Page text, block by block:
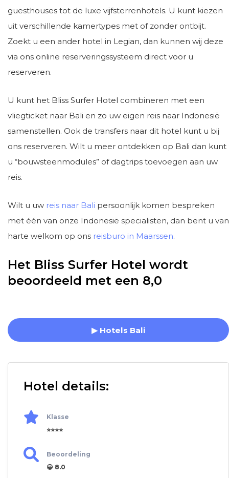
guesthouses tot de luxe vijfsterrenhotels. U kunt kiezen
uit verschillende kamertypes met of zonder ontbijt.
Zoekt u een ander hotel in Legian, dan kunnen wij deze
via ons online reserveringssysteem direct voor u
reserveren.
U kunt het Bliss Surfer Hotel combineren met een
vliegticket naar Bali en zo uw eigen reis naar Indonesië
samenstellen. Ook de transfers naar dit hotel kunt u bij
ons reserveren. Wilt u meer ontdekken op Bali dan kunt
u “bouwsteenmodules” of dagtrips toevoegen aan uw
reis.
Wilt u uw reis naar Bali persoonlijk komen bespreken
met één van onze Indonesië specialisten, dan bent u van
harte welkom op ons reisburo in Maarssen.
Het Bliss Surfer Hotel wordt
beoordeeld met een 8,0
▶ Hotels Bali
Hotel details:
Klasse
⭐⭐⭐⭐
Beoordeling
😀 8.0